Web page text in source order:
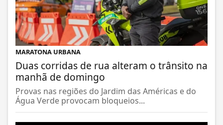
MARATONA URBANA
Duas corridas de rua alteram o trânsito na
manhã de domingo
Provas nas regiões do Jardim das Américas e do
Água Verde provocam bloqueios...